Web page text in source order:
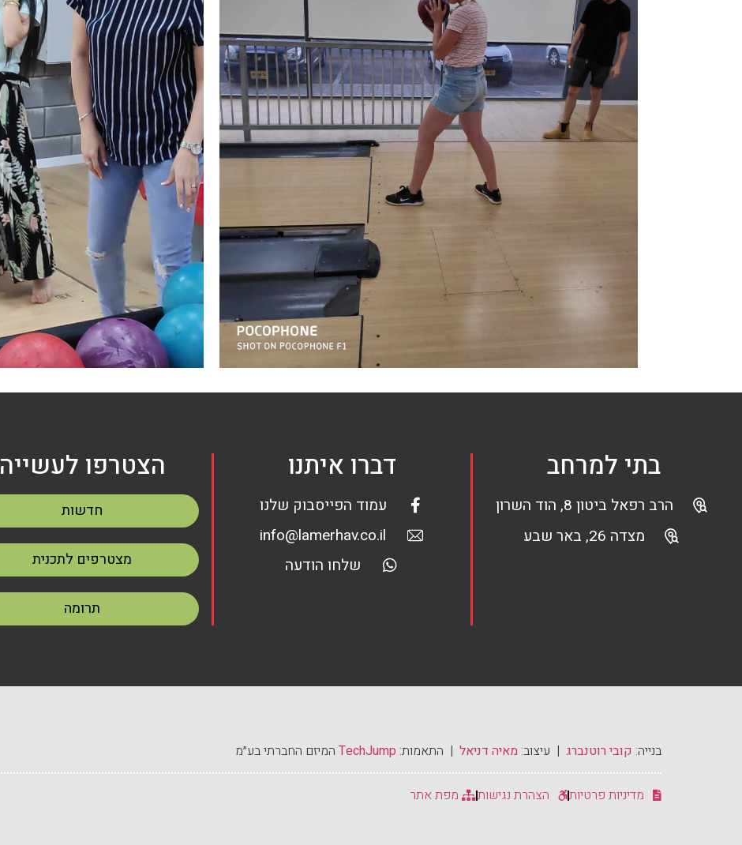
בתי למרחב
הרב רפאל ביטון 8, הוד השרון
מצדה 26, באר שבע
דברו איתנו
עמוד הפייסבוק שלנו
info@lamerhav.co.il
שלחו הודעה
הצטרפו לעשייה
חדשות
מצטרפים לתכנית
תרומה
בנייה: קובי רוטנברג | עיצוב: מאיה דניאל | התאמות: TechJump המיזם החברתי בע״מ
מדיניות פרטיות הצהרת נגישות מפת אתר